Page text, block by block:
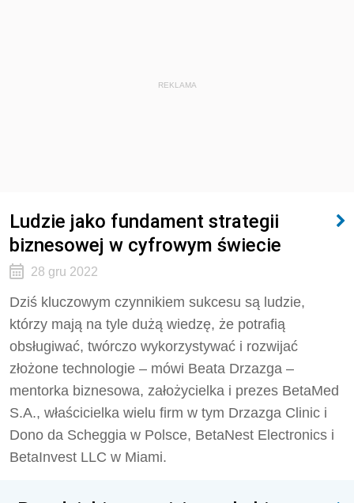
REKLAMA
Ludzie jako fundament strategii
biznesowej w cyfrowym świecie
28 gru 2022
Dziś kluczowym czynnikiem sukcesu są ludzie,
którzy mają na tyle dużą wiedzę, że potrafią
obsługiwać, twórczo wykorzystywać i rozwijać
złożone technologie – mówi Beata Drzazga –
mentorka biznesowa, założycielka i prezes BetaMed
S.A., właścicielka wielu firm w tym Drzazga Clinic i
Dono da Scheggia w Polsce, BetaNest Electronics i
BetaInvest LLC w Miami.